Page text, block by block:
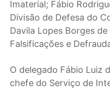
Imaterial; Fábio
Divisão de Defesa do
Davila Lopes Borges
Falsificações e
O delegado Fábio Luiz
chefe do Serviço de